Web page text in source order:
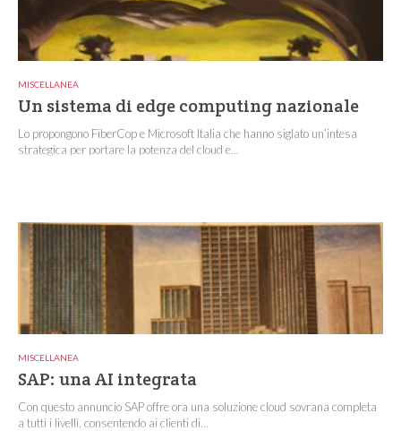
MISCELLANEA
Un sistema di edge computing nazionale
Lo propongono FiberCop e Microsoft Italia che hanno siglato un’intesa
strategica per portare la potenza del cloud e...
MISCELLANEA
SAP: una AI integrata
Con questo annuncio SAP offre ora una soluzione cloud sovrana completa
a tutti i livelli, consentendo ai clienti di...